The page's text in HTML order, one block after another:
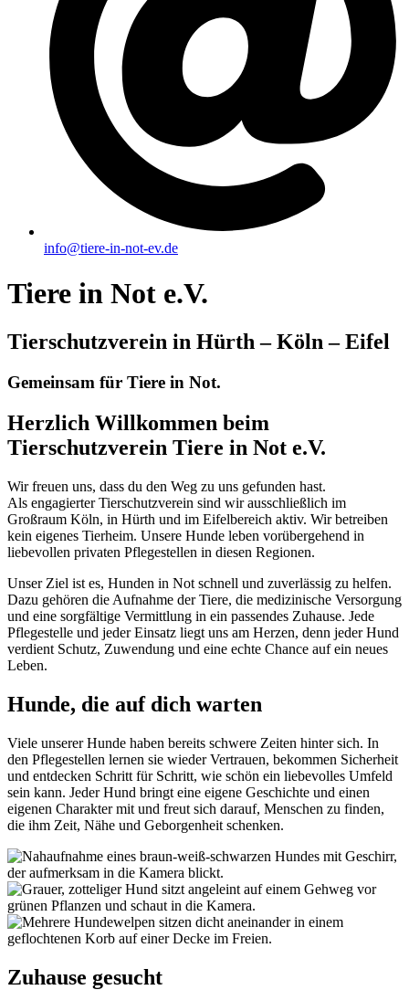
info@tiere-in-not-ev.de
Tiere in Not e.V.
Tierschutzverein in Hürth – Köln – Eifel
Gemeinsam für Tiere in Not.
Herzlich Willkommen beim
Tierschutzverein Tiere in Not e.V.
Wir freuen uns, dass du den Weg zu uns gefunden hast.
Als engagierter Tierschutzverein sind wir ausschließlich im
Großraum Köln, in Hürth und im Eifelbereich aktiv. Wir betreiben
kein eigenes Tierheim. Unsere Hunde leben vorübergehend in
liebevollen privaten Pflegestellen in diesen Regionen.
Unser Ziel ist es, Hunden in Not schnell und zuverlässig zu helfen.
Dazu gehören die Aufnahme der Tiere, die medizinische Versorgung
und eine sorgfältige Vermittlung in ein passendes Zuhause. Jede
Pflegestelle und jeder Einsatz liegt uns am Herzen, denn jeder Hund
verdient Schutz, Zuwendung und eine echte Chance auf ein neues
Leben.
Hunde, die auf dich warten
Viele unserer Hunde haben bereits schwere Zeiten hinter sich. In
den Pflegestellen lernen sie wieder Vertrauen, bekommen Sicherheit
und entdecken Schritt für Schritt, wie schön ein liebevolles Umfeld
sein kann. Jeder Hund bringt eine eigene Geschichte und einen
eigenen Charakter mit und freut sich darauf, Menschen zu finden,
die ihm Zeit, Nähe und Geborgenheit schenken.
Zuhause gesucht